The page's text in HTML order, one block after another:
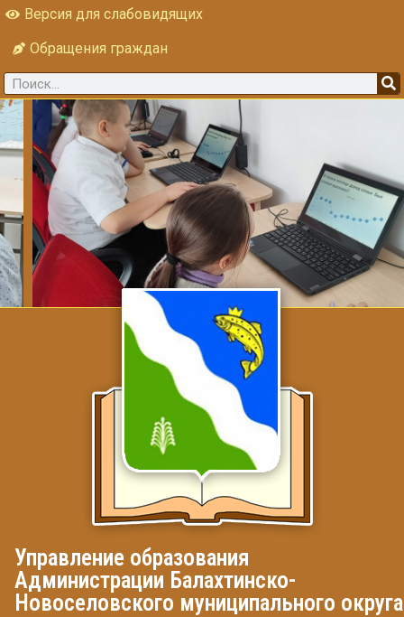
Версия для слабовидящих
Обращения граждан
Управление образования
Администрации Балахтинско-
Новоселовского муниципального округа